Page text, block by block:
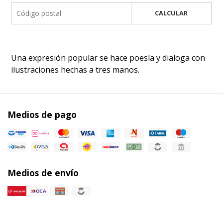
CALCULAR
Una expresión popular se hace poesía y dialoga con
ilustraciones hechas a tres manos.
Medios de pago
Medios de envío